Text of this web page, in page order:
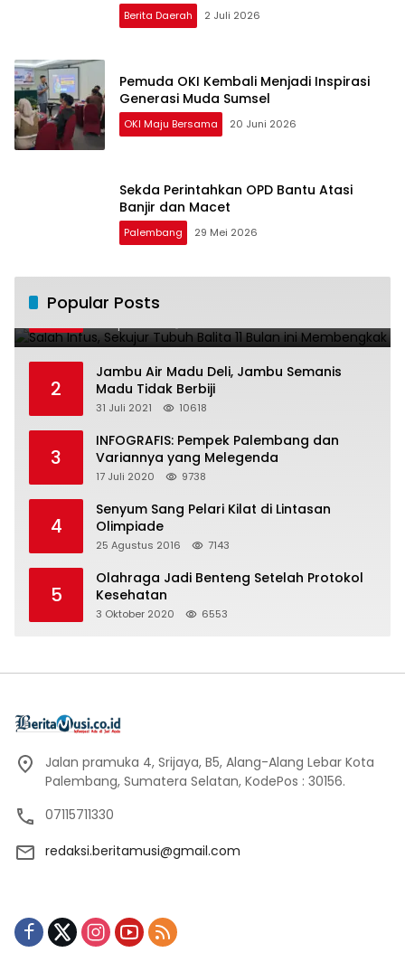
Berita Daerah 2 Juli 2026
Pemuda OKI Kembali Menjadi Inspirasi
Generasi Muda Sumsel
OKI Maju Bersama 20 Juni 2026
Sekda Perintahkan OPD Bantu Atasi
Banjir dan Macet
Palembang 29 Mei 2026
Popular Posts
1
ini Membengkak
2
Jambu Air Madu Deli, Jambu Semanis
Madu Tidak Berbiji
31 Juli 2021 10618
3
INFOGRAFIS: Pempek Palembang dan
Variannya yang Melegenda
17 Juli 2020 9738
4
Senyum Sang Pelari Kilat di Lintasan
Olimpiade
25 Agustus 2016 7143
5
Olahraga Jadi Benteng Setelah Protokol
Kesehatan
3 Oktober 2020 6553
Jalan pramuka 4, Srijaya, B5, Alang-Alang Lebar Kota
Palembang, Sumatera Selatan, KodePos : 30156.
07115711330
redaksi.beritamusi@gmail.com